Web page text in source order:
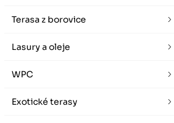
Terasa z borovice
Lasury a oleje
WPC
Exotické terasy